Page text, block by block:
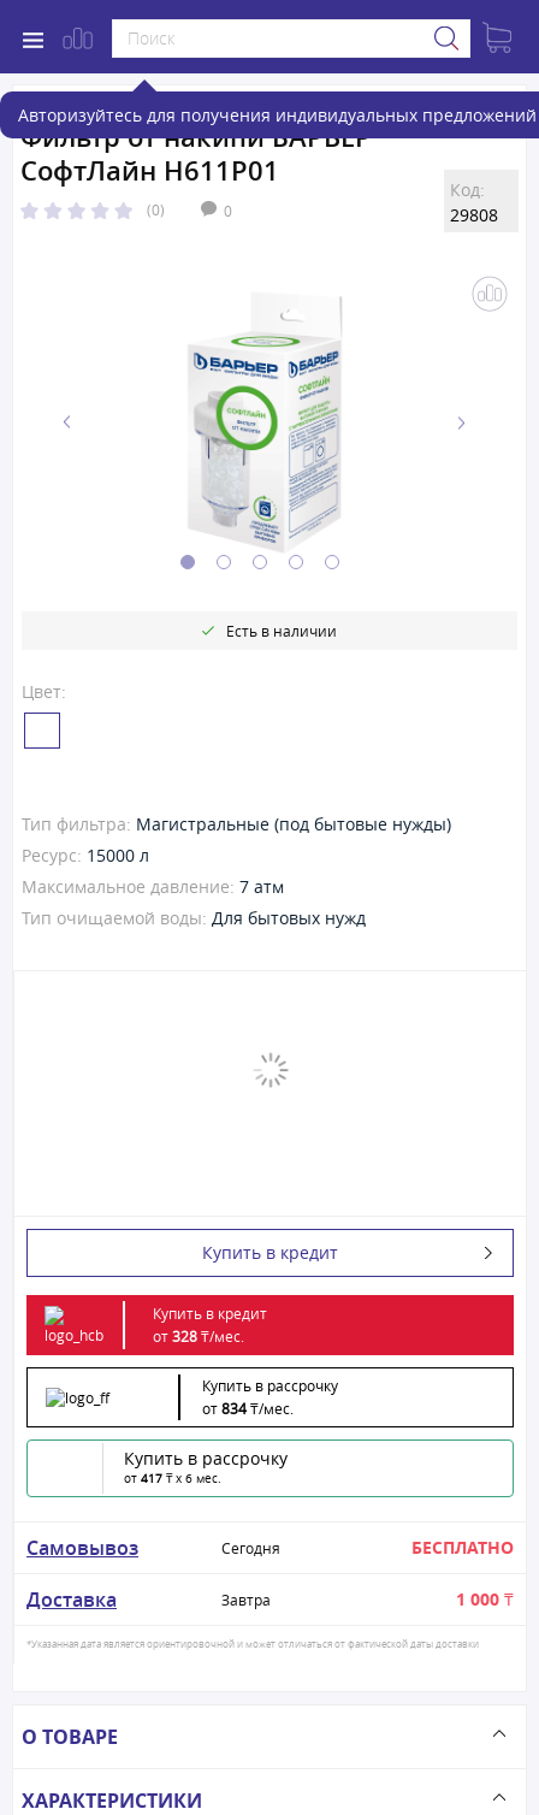
Авторизуйтесь для получения индивидуальных предложений
Фильтр от накипи БАРЬЕР
СофтЛайн Н611Р01
(0) 0
Код:
29808
Цвет:
Есть в наличии
Тип фильтра: Магистральные (под бытовые нужды)
Ресурс: 15000 л
Максимальное давление: 7 атм
Тип очищаемой воды: Для бытовых нужд
Купить в кредит
Купить в кредит
от328₸/мес.
Купить в рассрочку
от834₸/мес.
Купить в рассрочку
от 417 ₸ x 6 мес.
Самовывоз Сегодня БЕСПЛАТНО
Доставка Завтра 1 000 ₸
*Указанная дата является ориентировочной и может отличаться от фактической даты доставки
О ТОВАРЕ
ХАРАКТЕРИСТИКИ